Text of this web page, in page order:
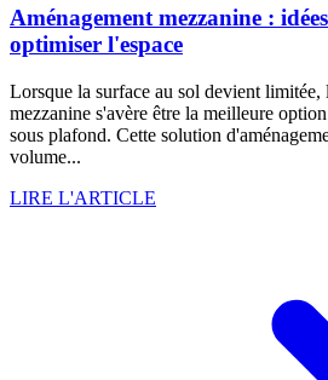
Aménagement mezzanine :
optimiser l'espace
Lorsque la surface au sol devient limitée,
mezzanine s'avère être la meilleure
sous plafond. Cette solution
volume...
LIRE L'ARTICLE